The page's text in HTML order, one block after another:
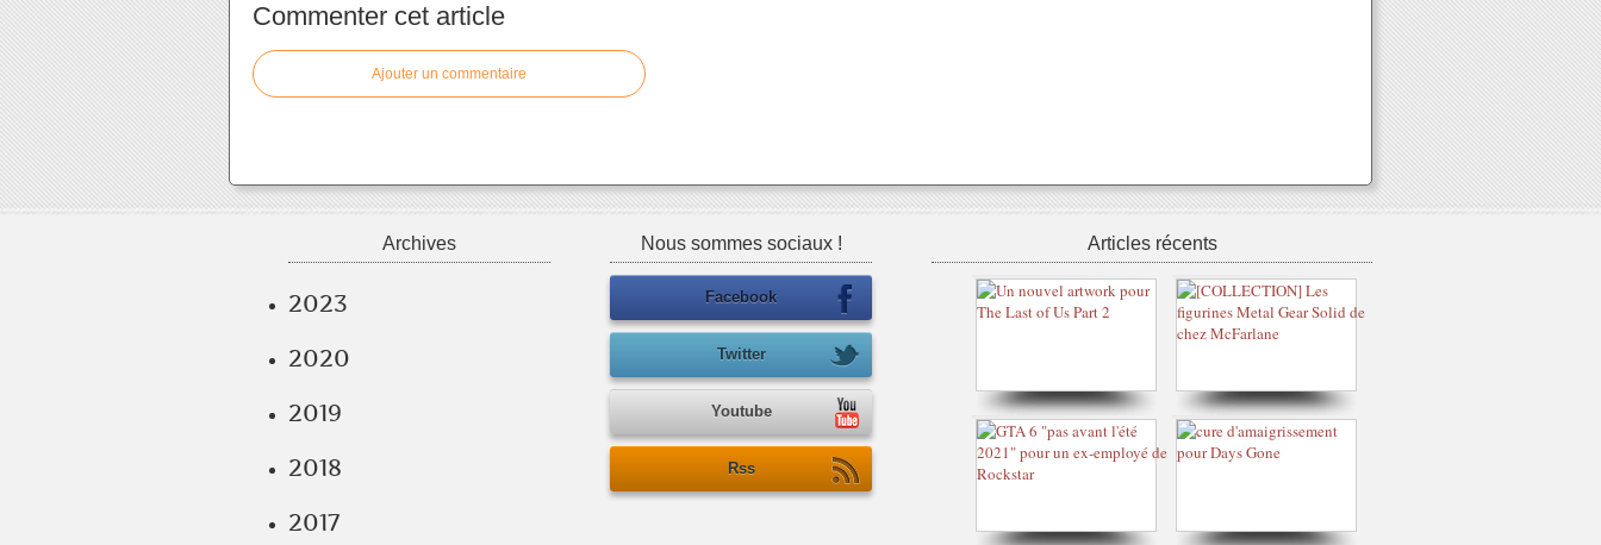
Commenter cet article
Ajouter un commentaire
Archives
2023
2020
2019
2018
2017
Nous sommes sociaux !
Facebook
Twitter
Youtube
Rss
Articles récents